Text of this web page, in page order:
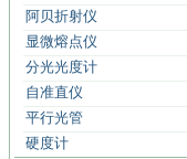
阿贝折射仪
显微熔点仪
分光光度计
自准直仪
平行光管
硬度计